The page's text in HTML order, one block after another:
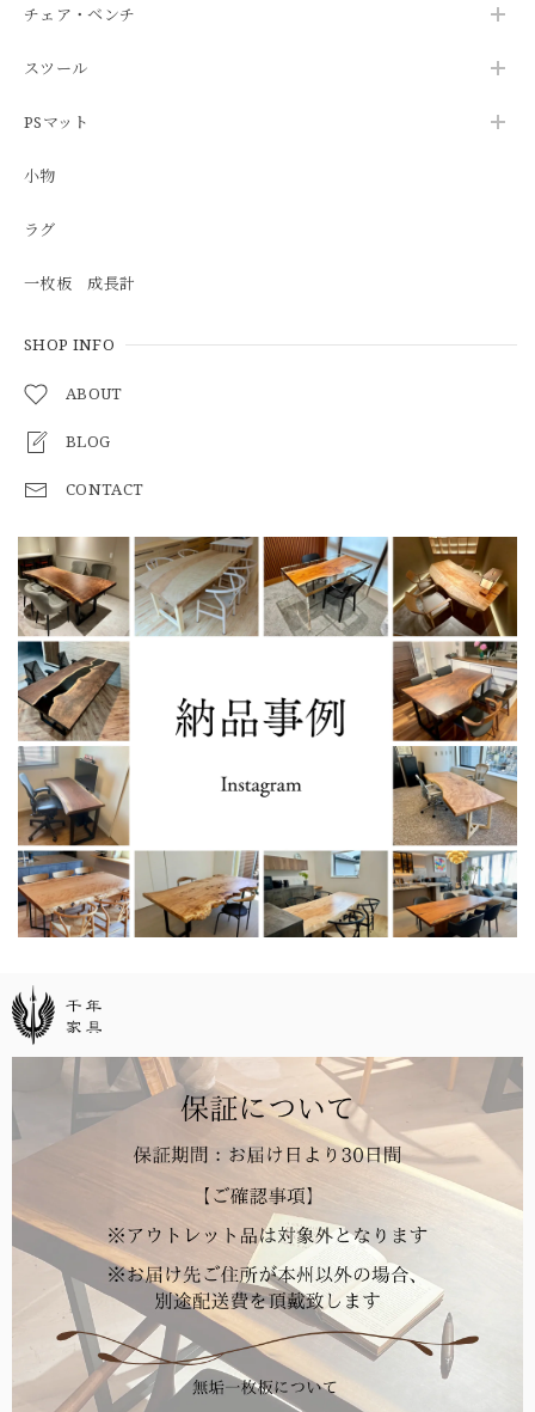
チェア・ベンチ
スツール
PSマット
小物
ラグ
一枚板 成長計
SHOP INFO
ABOUT
BLOG
CONTACT